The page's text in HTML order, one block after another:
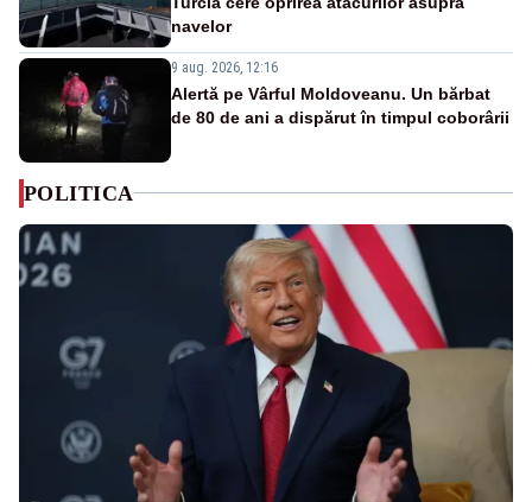
navelor
9 aug. 2026, 12:16
Alertă pe Vârful Moldoveanu. Un bărbat
de 80 de ani a dispărut în timpul coborârii
POLITICA